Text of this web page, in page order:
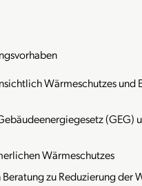
Wärmeschutzes und
(GEG)
Wärmeschutzes
zu Reduzierung der